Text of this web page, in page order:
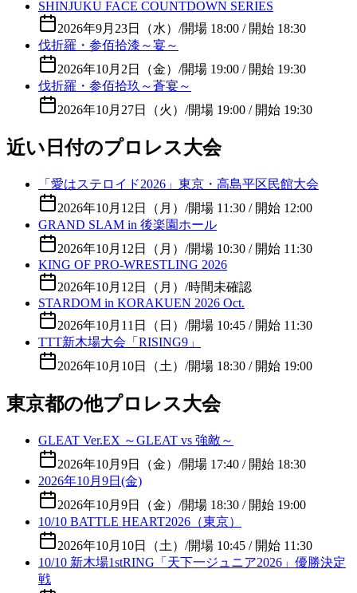
SHINJUKU FACE COUNTDOWN SERIES
2026年9月23日（水） /開場 18:00 / 開始 18:30
伐折羅・参佰拾漆～宴～
2026年10月2日（金） /開場 19:00 / 開始 19:30
伐折羅・参佰拾玖～蒼宴～
2026年10月27日（火） /開場 19:00 / 開始 19:30
近い日付のプロレス大会
「愛はステロイド2026」東京・高島平区民館大会
2026年10月12日（月） /開場 11:30 / 開始 12:00
GRAND SLAM in 後楽園ホール
2026年10月12日（月） /開場 10:30 / 開始 11:30
KING OF PRO-WRESTLING 2026
2026年10月12日（月） /時間未確認
STARDOM in KORAKUEN 2026 Oct.
2026年10月11日（日） /開場 10:45 / 開始 11:30
TTT新木場大会「RISING9」
2026年10月10日（土） /開場 18:30 / 開始 19:00
東京都の他プロレス大会
GLEAT Ver.EX ～GLEAT vs 強敵～
2026年10月9日（金） /開場 17:40 / 開始 18:30
2026年10月9日(金)
2026年10月9日（金） /開場 18:30 / 開始 19:00
10/10 BATTLE HEART2026（東京）
2026年10月10日（土） /開場 10:45 / 開始 11:30
10/10 新木場1stRING「天下一ジュニア2026」優勝決定
戦